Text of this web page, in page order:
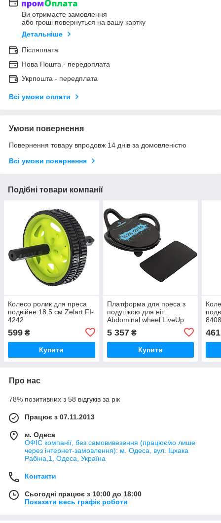
Ви отримаєте замовлення
або гроші повернуться на вашу картку
Детальніше
Післяплата
Нова Пошта - передоплата
Укрпошта - передплата
Всі умови оплати
Умови повернення
Повернення товару впродовж 14 днів за домовленістю
Всі умови повернення
Подібні товари компанії
Колесо ролик для преса
подвійне 18.5 см Zelart FI-
4242
599 ₴
Купити
Платформа для преса з
подушкою для ніг
Abdominal wheel LiveUp
5 357₴
Купити
461
Про нас
78% позитивних з 58 відгуків за рік
Працює з 07.11.2013
м. Одеса
ОФІС компанії, без самовивезення (працюємо лише
через інтернет-замовлення): м. Одеса, вул. Іцхака
Рабіна,1, Одеса, Україна
Контакти
Сьогодні працює з 10:00 до 18:00
Показати весь графік роботи